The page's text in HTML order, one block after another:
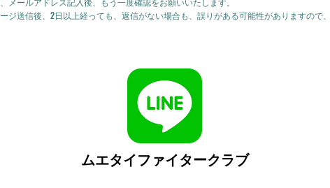
ジ送信後、2日以上経っても、返信がない場合も、誤りがある可能性がありますので
ムエタイファイタークラブ